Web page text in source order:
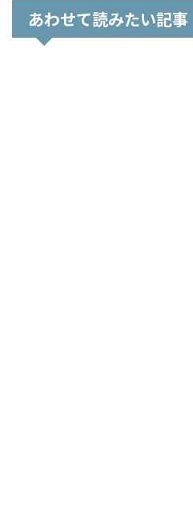
あわせて読みたい記事